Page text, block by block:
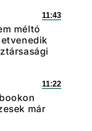
11:43
méltó
11:22
már